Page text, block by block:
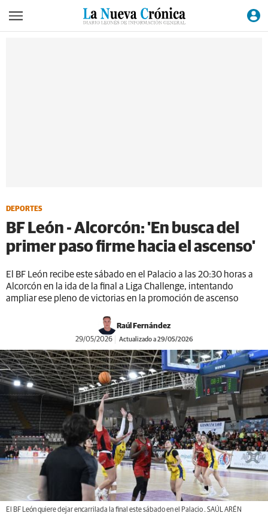
DEPORTES
BF León - Alcorcón: 'En busca del
primer paso firme hacia el ascenso'
El BF León recibe este sábado en el Palacio a las 20:30 horas a
Alcorcón en la ida de la final a Liga Challenge, intentando
ampliar ese pleno de victorias en la promoción de ascenso
Raúl Fernández
29/05/2026 Actualizado a 29/05/2026
El BF León quiere dejar encarrilada la final este sábado en el Palacio . SAÚL ARÉN